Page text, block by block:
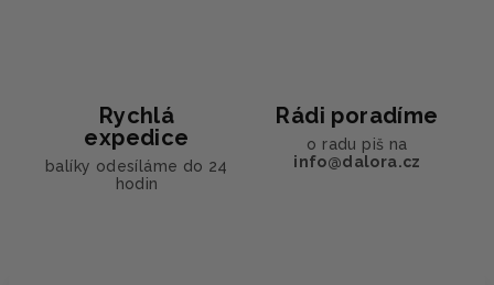
Rychlá
expedice
balíky odesíláme do 24
hodin
Rádi poradíme
o radu piš na
info@dalora.cz